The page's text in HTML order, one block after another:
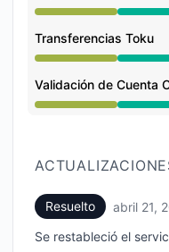
Rendimiento
Transferencias Toku
Rendimiento
Validación de Cuenta
Rendimiento
Resuelto abril 21,
Se restableció el